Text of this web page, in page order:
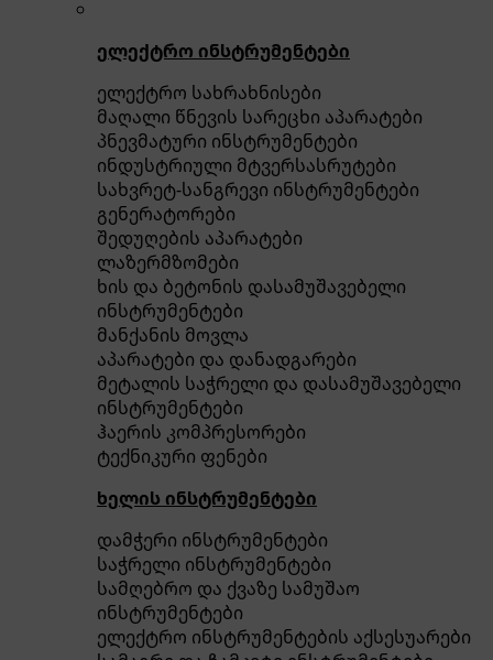
ელექტრო ინსტრუმენტები
ელექტრო სახრახნისები
მაღალი წნევის სარეცხი აპარატები
პნევმატური ინსტრუმენტები
ინდუსტრიული მტვერსასრუტები
სახვრეტ-სანგრევი ინსტრუმენტები
გენერატორები
შედუღების აპარატები
ლაზერმზომები
ხის და ბეტონის დასამუშავებელი
ინსტრუმენტები
მანქანის მოვლა
აპარატები და დანადგარები
მეტალის საჭრელი და დასამუშავებელი
ინსტრუმენტები
ჰაერის კომპრესორები
ტექნიკური ფენები
ხელის ინსტრუმენტები
დამჭერი ინსტრუმენტები
საჭრელი ინსტრუმენტები
სამღებრო და ქვაზე სამუშაო
ინსტრუმენტები
ელექტრო ინსტრუმენტების აქსესუარები